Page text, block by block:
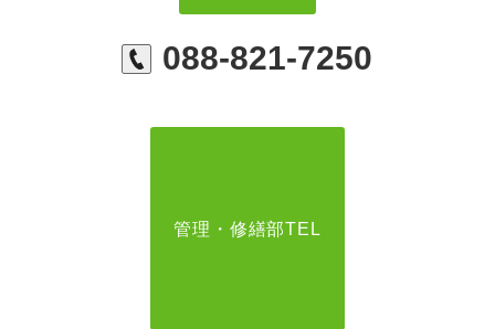
088-821-7250
管理・修繕部TEL